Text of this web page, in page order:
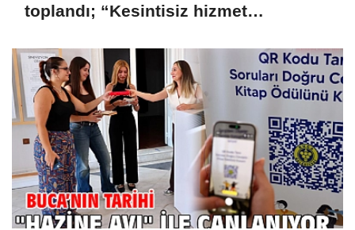
toplandı; “Kesintisiz hizmet